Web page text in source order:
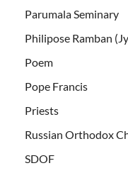
Parumala Seminary
Philipose Ramban
Poem
Pope Francis
Priests
Russian Orthodox
SDOF